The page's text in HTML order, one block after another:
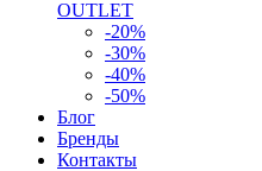
OUTLET
-20%
-30%
-40%
-50%
Блог
Бренды
Контакты